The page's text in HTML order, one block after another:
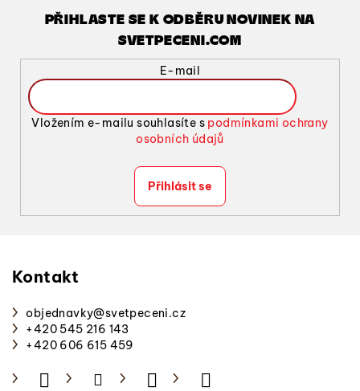
í
p
r
v
k
v
ý
i
s
u
PŘIHLASTE SE K ODBĚRU NOVINEK NA
SVETPECENI.COM
E-mail
Vložením e-mailu souhlasíte s podmínkami ochrany
osobních údajů
Přihlásit se
Kontakt
objednavky@svetpeceni.cz
+420 545 216 143
+420 606 615 459